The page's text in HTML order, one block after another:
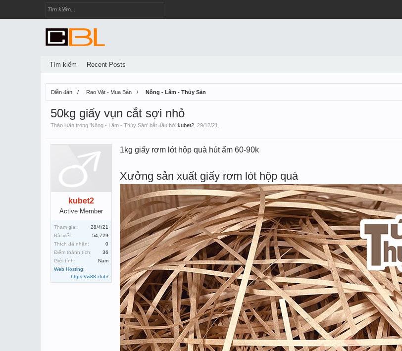
Diễn đàn Rao Vặt - Mua Bán Nông - Lâm - Thủy Sản
50kg giấy vụn cắt sợi nhỏ
Thảo luận trong 'Nông - Lâm - Thủy Sản' bắt đầu bởi kubet2 29/12/21
kubet2
Active Member
Tham gia:
28/4/21
Bài viết:
54,729
Thích đã nhận:
0
Điểm thành tích:
36
Giới tính:
Nam
Web Hosting:
https://w88.club/
1kg giấy rơm lót hộp quà hút ẩm 60-90k
Xưởng sản xuất giấy rơm lót hộp quà
Tìm kiếm Recent Posts